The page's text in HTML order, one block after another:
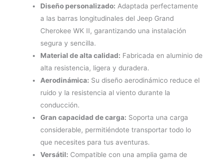
Diseño personalizado: Adaptada perfectamente
a las barras longitudinales del Jeep Grand
Cherokee WK II, garantizando una instalación
segura y sencilla.
Material de alta calidad: Fabricada en aluminio de
alta resistencia, ligera y duradera.
Aerodinámica: Su diseño aerodinámico reduce el
ruido y la resistencia al viento durante la
conducción.
Gran capacidad de carga: Soporta una carga
considerable, permitiéndote transportar todo lo
que necesites para tus aventuras.
Versátil: Compatible con una amplia gama de